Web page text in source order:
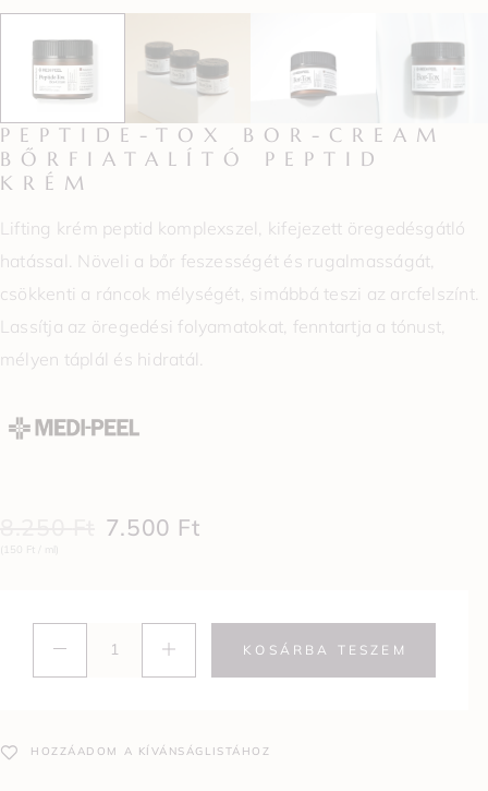
PEPTIDE-TOX BOR-CREAM
BŐRFIATALÍTÓ PEPTID
KRÉM
Lifting krém peptid komplexszel, kifejezett öregedésgátló
hatással. Növeli a bőr feszességét és rugalmasságát,
csökkenti a ráncok mélységét, simábbá teszi az arcfelszínt.
Lassítja az öregedési folyamatokat, fenntartja a tónust,
mélyen táplál és hidratál.
7.500 Ft
(150 Ft / ml)
KOSÁRBA TESZEM
HOZZÁADOM A KÍVÁNSÁGLISTÁHOZ